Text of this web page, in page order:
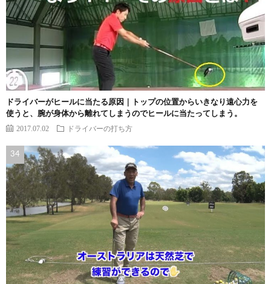
ドライバーがヒールに当たる原因｜トップの位置からいきなり遠心力を
使うと、腕が身体から離れてしまうのでヒールに当たってしまう。
2017.07.02 ドライバーの打ち方